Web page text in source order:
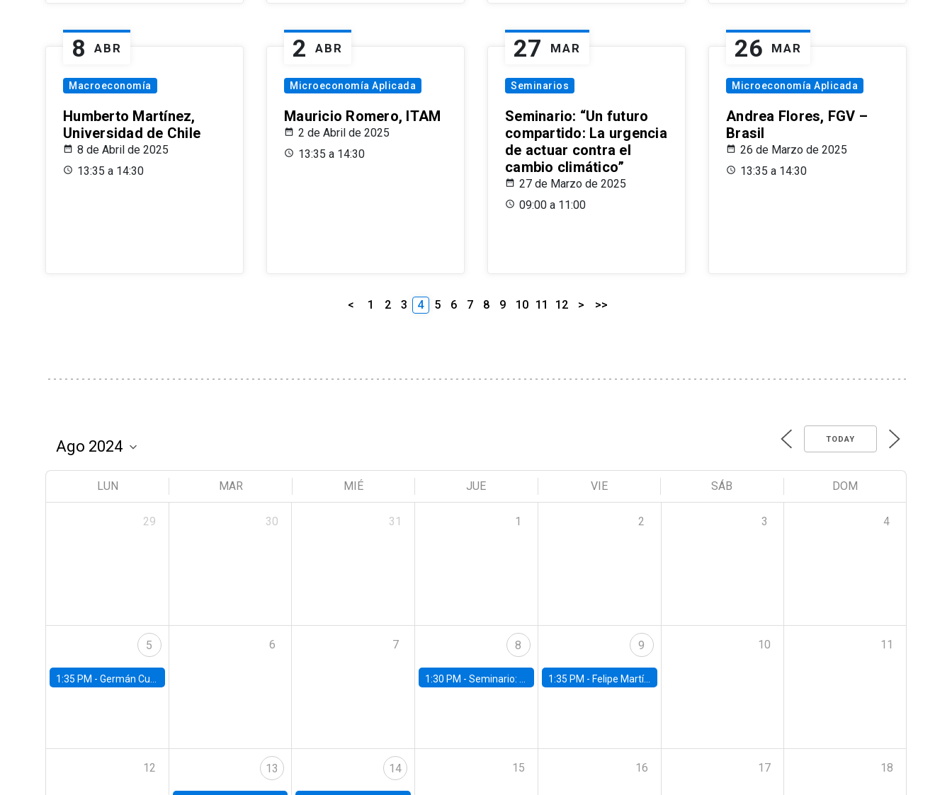
8 ABR
Macroeconomía
Humberto Martínez,
Universidad de Chile
8 de Abril de 2025
13:35 a 14:30
2 ABR
Microeconomía Aplicada
Mauricio Romero, ITAM
2 de Abril de 2025
13:35 a 14:30
27 MAR
Seminarios
Seminario: “Un futuro
compartido: La urgencia
de actuar contra el
cambio climático”
27 de Marzo de 2025
09:00 a 11:00
26 MAR
Microeconomía Aplicada
Andrea Flores, FGV –
Brasil
26 de Marzo de 2025
13:35 a 14:30
< 1 2 3 4 5 6 7 8 9 10 11 12 > >>
TODAY
LUN MAR MIÉ JUE VIE SÁB DOM
29 30 31 1 2 3 4
5
1:35 PM - Germán Cubas, University of Houston
6 7 8
1:30 PM -Seminario: “Recuperando la humanidad para progresar en la era de la IA»
9
1:35 PM - Felipe Martínez, alumno Doctorado en Economía UC
10 11
12 13 14 15 16 17 18